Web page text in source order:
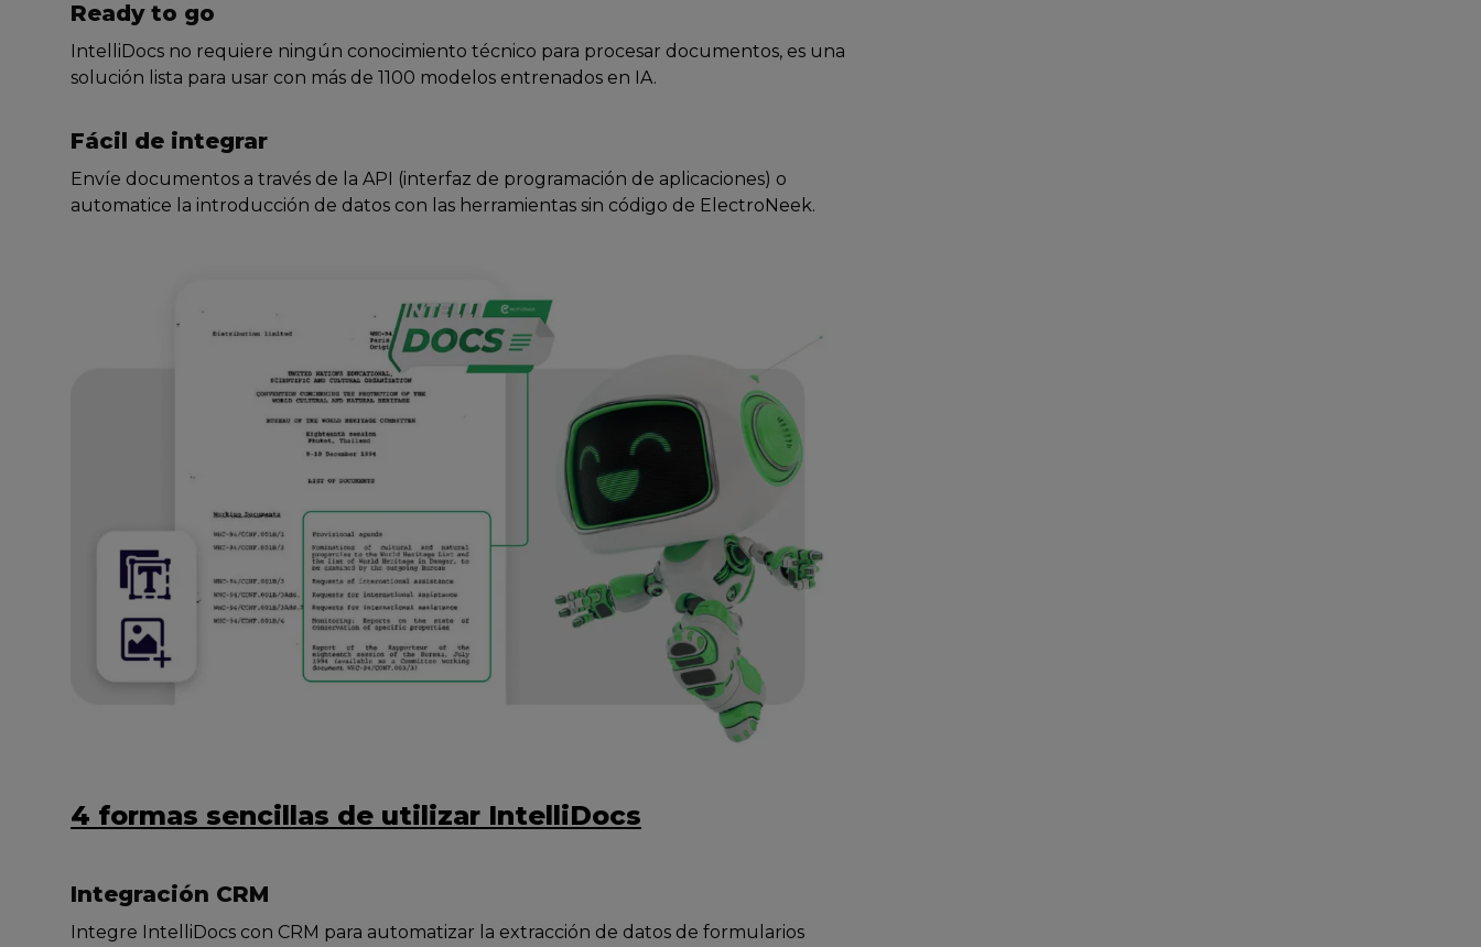
Ready to go
IntelliDocs no requiere ningún conocimiento técnico para procesar documentos, es una
solución lista para usar con más de 1100 modelos entrenados en IA.
Fácil de integrar
Envíe documentos a través de la API (interfaz de programación de aplicaciones) o
automatice la introducción de datos con las herramientas sin código de ElectroNeek.
4 formas sencillas de utilizar IntelliDocs
Integración CRM
Integre IntelliDocs con CRM para automatizar la extracción de datos de formularios